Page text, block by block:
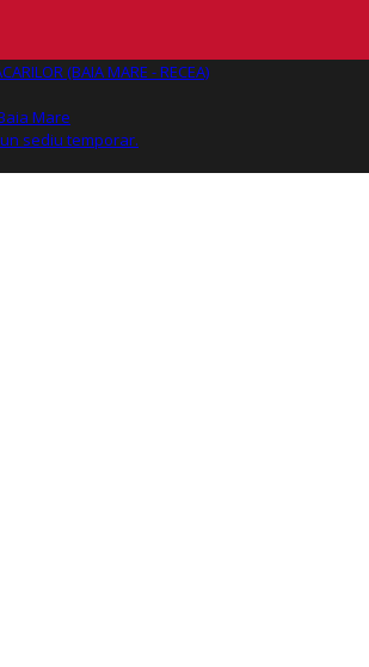
(BAIA MARE - RECEA)
Mare
sediu temporar.